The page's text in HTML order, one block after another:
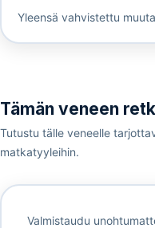
Yleensä vahvistettu
Tämän veneen
Tutustu tälle veneelle
matkatyyleihin.
Valmistaudu